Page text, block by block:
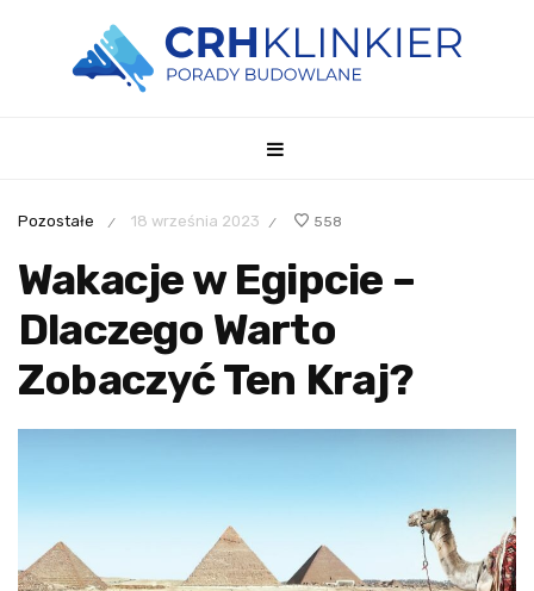
Pozostałe / 18 września 2023 / 558
Wakacje w Egipcie –
Dlaczego Warto
Zobaczyć Ten Kraj?